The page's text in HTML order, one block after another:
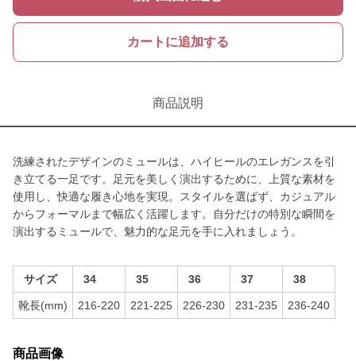
カートに追加する
商品説明
洗練されたデザインのミュールは、ハイヒールのエレガンスを引
き立てる一足です。足元を美しく演出するために、上質な素材を
使用し、快適な履き心地を実現。スタイルを選ばず、カジュアル
からフォーマルまで幅広く活躍します。自分だけの特別な瞬間を
演出するミュールで、魅力的な足元を手に入れましょう。
サイズ 34 35 36 37 38
靴長(mm) 216-220 221-225 226-230 231-235 236-240
商品画像